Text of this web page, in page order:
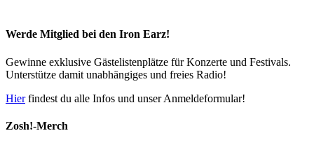
Werde Mitglied bei den Iron Earz!
Gewinne exklusive Gästelistenplätze für Konzerte und Festivals.
Unterstütze damit unabhängiges und freies Radio!
Hierfindest du alle Infos und unser Anmeldeformular!
Zosh!-Merch